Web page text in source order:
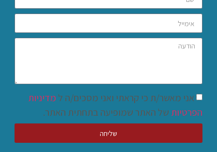
אני מאשר/ת כי קראתי ואני מסכים/ה למדיניות
הפרטיות של האתר שמופיעה בתחתית האתר.
שליחה